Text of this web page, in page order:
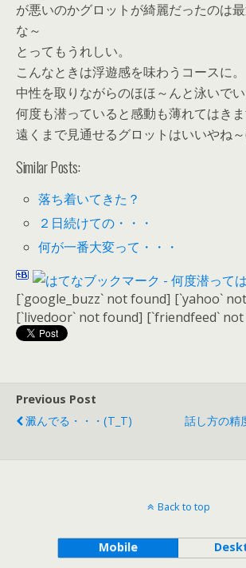
が悪いのかグロットが綺麗だったのは
な～
とってもうれしい。
こんなときは浮遊感を味わうコースに。
中性を取りながらのほほ～んと泳いでい
何度も潜っていると感動も薄れてはき
遠くまで見通せるグロットはいいやね
Similar Posts:
落ち着いてきた？
２日続けての・・・
何が一番大変って・・・
[`google_buzz` not found] [`yahoo`
[`livedoor` not found] [`friendfeed`
Previous Post
澱んでる・・・(T_T)
話し方の精
Back to top
Mobile